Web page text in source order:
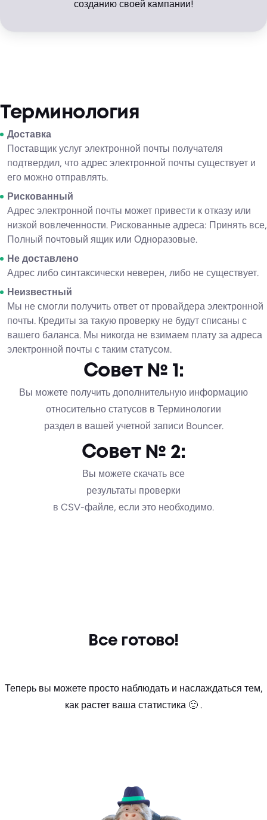
созданию своей кампании!
Терминология
Доставка
Поставщик услуг электронной почты получателя
подтвердил, что адрес электронной почты существует и
его можно отправлять.
Рискованный
Адрес электронной почты может привести к отказу или
низкой вовлеченности. Рискованные адреса: Принять все,
Полный почтовый ящик или Одноразовые.
Не доставлено
Адрес либо синтаксически неверен, либо не существует.
Неизвестный
Мы не смогли получить ответ от провайдера электронной
почты. Кредиты за такую проверку не будут списаны с
вашего баланса. Мы никогда не взимаем плату за адреса
электронной почты с таким статусом.
Совет № 1:
Вы можете получить дополнительную информацию
относительно статусов в Терминологии
раздел в вашей учетной записи Bouncer.
Совет № 2:
Вы можете скачать все
результаты проверки
в CSV-файле, если это необходимо.
Все готово!
Теперь вы можете просто наблюдать и наслаждаться тем,
как растет ваша статистика 🙂 .